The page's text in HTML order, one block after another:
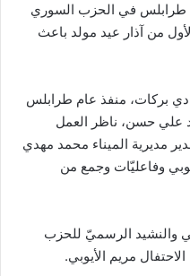
طرابلس في الحزب السوري
من آذار عيد مولد باعث
بركات، منفذ عام طرابلس
علي حسن، ناظر العمل
مديرية الميناء محمد مهدي
وفاعليّات وجمع من
والنشيد الرسميّ للحزب
مريم الأيوبي.